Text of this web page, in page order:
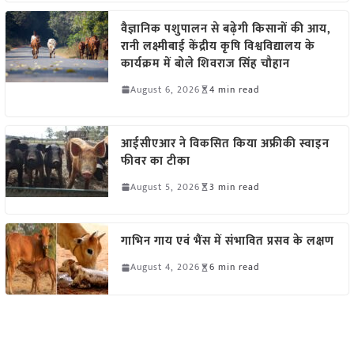
वैज्ञानिक पशुपालन से बढ़ेगी किसानों की आय,
रानी लक्ष्मीबाई केंद्रीय कृषि विश्वविद्यालय के
कार्यक्रम में बोले शिवराज सिंह चौहान
August 6, 2026 4 min read
आईसीएआर ने विकसित किया अफ्रीकी स्वाइन
फीवर का टीका
August 5, 2026 3 min read
गाभिन गाय एवं भैंस में संभावित प्रसव के लक्षण
August 4, 2026 6 min read